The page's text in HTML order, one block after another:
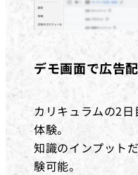
デモ画面で広告
カリキュラムの2
体験。
知識のインプット
験可能。